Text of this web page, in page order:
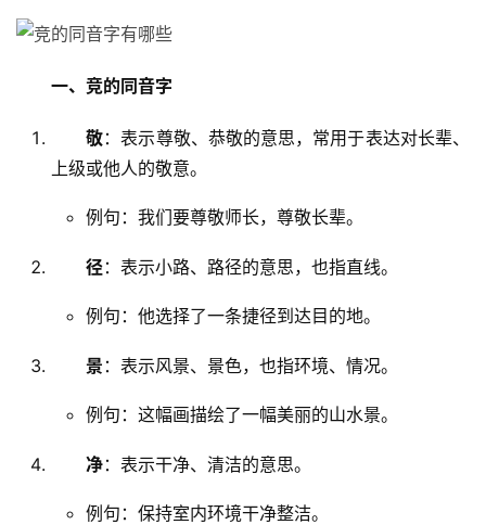
一、竞的同音字
敬：表示尊敬、恭敬的意思，常用于表达对长辈、
上级或他人的敬意。
例句：我们要尊敬师长，尊敬长辈。
径：表示小路、路径的意思，也指直线。
例句：他选择了一条捷径到达目的地。
景 ：表示风景、景色，也指环境、情况。
例句：这幅画描绘了一幅美丽的山水景。
净：表示干净、清洁的意思。
例句：保持室内环境干净整洁。